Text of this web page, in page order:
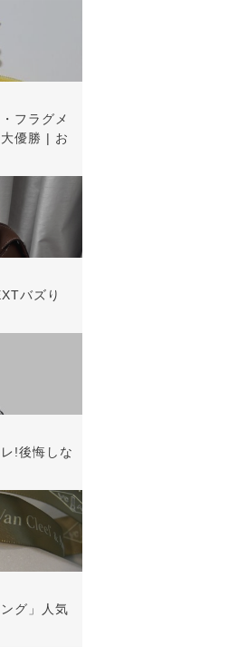
フラグメ
優勝 | お
バズり
!後悔しな
グ」人気